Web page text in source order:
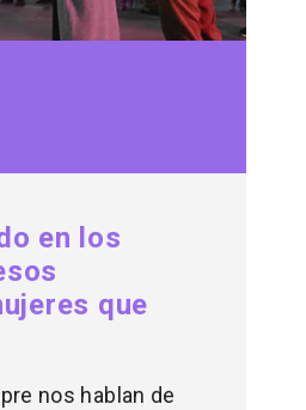
en los
que
nos hablan de